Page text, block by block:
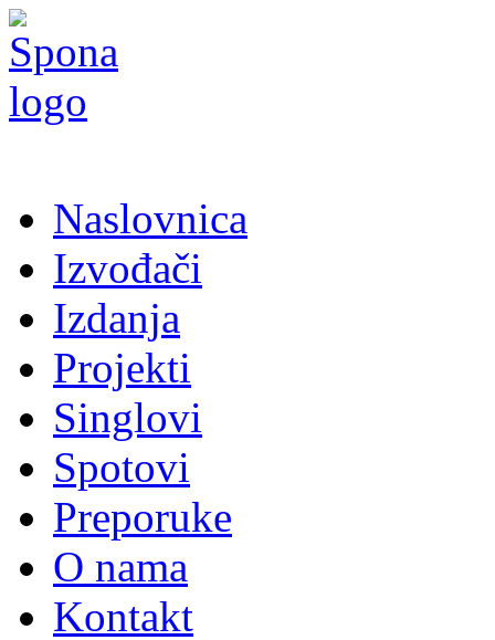
Naslovnica
Izvođači
Izdanja
Projekti
Singlovi
Spotovi
Preporuke
O nama
Kontakt